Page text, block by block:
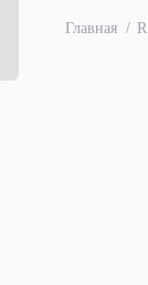
Главная R